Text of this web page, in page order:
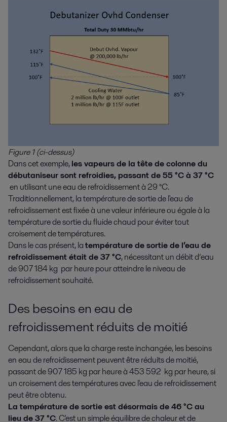
Figure 1 (ci-dessus)
Dans cet exemple,les vapeurs de la tête de colonne du
débutaniseur sont refroidies, passant de 55 °C à 37 °C
en utilisant une eau de refroidissement à 29 °C.
Traditionnellement, la température de sortie de l'eau de
refroidissement est fixée à une valeur inférieure ou égale à la
température de sortie du fluide chaud pour éviter tout
croisement de températures.
Dans le cas présent, latempérature de sortie de l’eau de
refroidissement était de 37 °C, nécessitant un débit d’eau
de 907 184 kg par heure pour atteindre le niveau de
refroidissement souhaité.
Des besoins en eau de
refroidissement réduits de moitié
Cependant, alors que la charge reste inchangée, les besoins
en eau de refroidissement peuvent être réduits de moitié,
passant de 907 185 kg par heure à 453 592 kg par heure, si
un croisement des températures avec l'eau de refroidissement
peut être obtenu.
La température de sortie est désormais de 46 °C au
lieu de 37 °C. C'est un simple équilibre de chaleur et de